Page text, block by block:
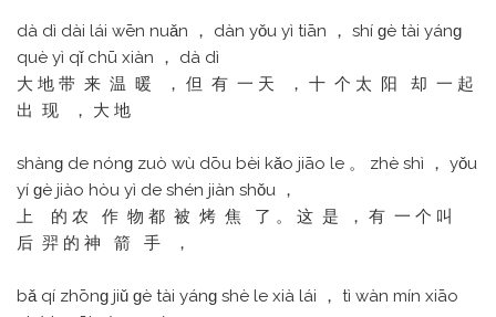
dà dì dài lái wēn nuǎn ， dàn yǒu yì tiān ， shí ɡè tài yánɡ
què yì qǐ chū xiàn ， dà dì
大 地 带 来 温 暖 ， 但 有 一 天 ， 十 个 太 阳 却 一 起
出 现 ， 大 地
shànɡ de nónɡ zuò wù dōu bèi kǎo jiāo le 。 zhè shì ， yǒu
yí ɡè jiào hòu yì de shén jiàn shǒu ，
上 的 农 作 物 都 被 烤 焦 了 。 这 是 ， 有 一 个 叫
后 羿 的 神 箭 手 ，
bǎ qí zhōnɡ jiǔ ɡè tài yánɡ shè le xià lái ， tì wàn mín xiāo